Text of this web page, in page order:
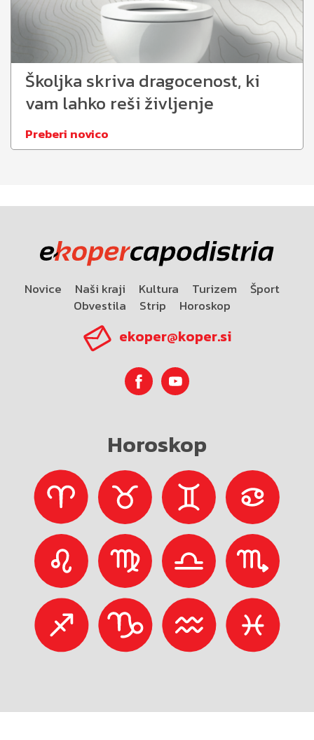
Školjka skriva dragocenost, ki
vam lahko reši življenje
Preberi novico
Novice Naši kraji Kultura Turizem
Šport
Obvestila
Strip Horoskop
ekoper@koper.si
Horoskop